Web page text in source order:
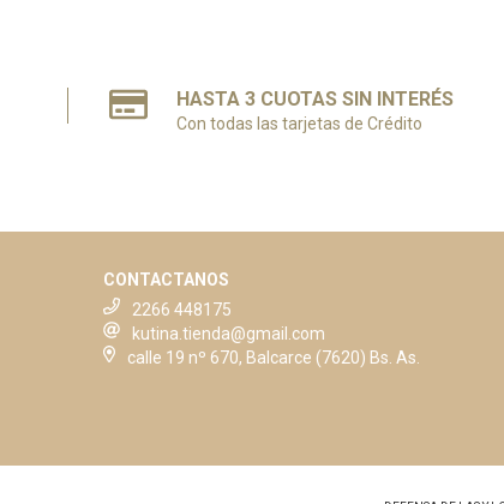
HASTA 3 CUOTAS SIN INTERÉS
Con todas las tarjetas de Crédito
CONTACTANOS
2266 448175
kutina.tienda@gmail.com
calle 19 nº 670, Balcarce (7620) Bs. As.